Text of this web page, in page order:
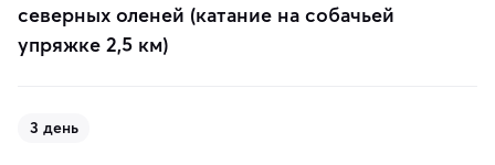
северных оленей (катание на собачьей
упряжке 2,5 км)
3 день